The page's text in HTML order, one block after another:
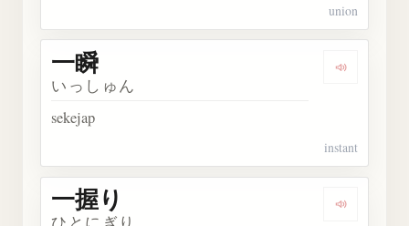
union
Dengarkan
一瞬
いっしゅん
sekejap
instant
一握り
ひとにぎり